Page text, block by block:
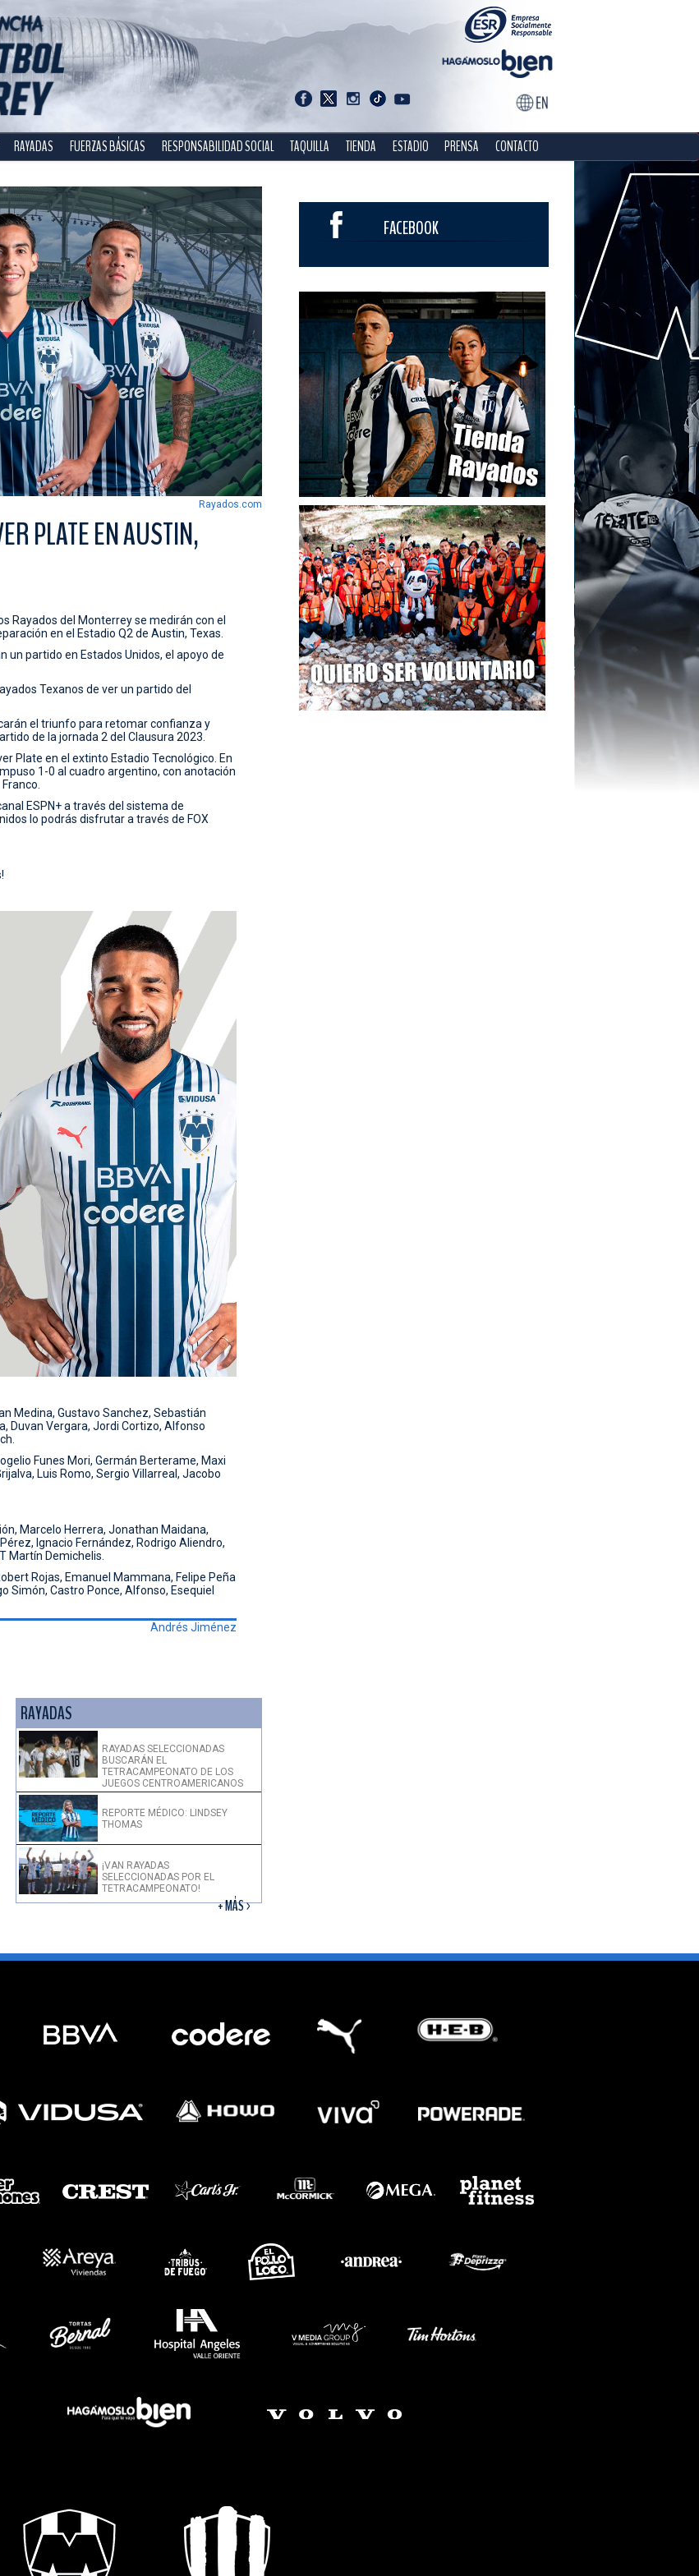
RAYADAS FUERZAS BÁSICAS RESPONSABILIDAD SOCIAL TAQUILLA TIENDA ESTADIO PRENSA CONTACTO
Rayados.com
PLATE EN AUSTIN,
Rayados del Monterrey se medirán con el
en el Estadio Q2 de Austin, Texas.
un partido en Estados Unidos, el apoyo de
Texanos de ver un partido del
el triunfo para retomar confianza y
de la jornada 2 del Clausura 2023.
Plate en el extinto Estadio Tecnológico. En
1-0 al cuadro argentino, con anotación
ESPN+ a través del sistema de
lo podrás disfrutar a través de FOX
Medina, Gustavo Sanchez, Sebastián
Duvan Vergara, Jordi Cortizo, Alfonso
Funes Mori, Germán Berterame, Maxi
Luis Romo, Sergio Villarreal, Jacobo
Marcelo Herrera, Jonathan Maidana,
Ignacio Fernández, Rodrigo Aliendro,
Martín Demichelis.
Rojas, Emanuel Mammana, Felipe Peña
Simón, Castro Ponce, Alfonso, Esequiel
Andrés Jiménez
RAYADAS
RAYADAS SELECCIONADAS
BUSCARÁN EL
TETRACAMPEONATO DE LOS
JUEGOS CENTROAMERICANOS
REPORTE MÉDICO: LINDSEY
THOMAS
¡VAN RAYADAS
SELECCIONADAS POR EL
TETRACAMPEONATO!
+ MÁS >
FACEBOOK